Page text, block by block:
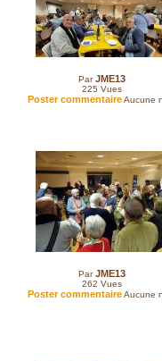
ParJME13
225 Vues
Poster commentaireAucune
ParJME13
262 Vues
Poster commentaireAucune